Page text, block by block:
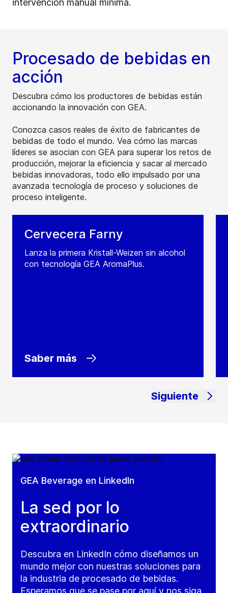
intervención manual mínima.
Procesado de bebidas en
acción
Descubra cómo los productores de bebidas están
accionando la innovación con GEA.
Conozca casos reales de éxito de fabricantes de
bebidas de todo el mundo. Vea cómo las marcas
líderes se asocian con GEA para superar los retos de
producción, mejorar la eficiencia y sacar al mercado
bebidas innovadoras, todo ello impulsado por una
avanzada tecnología de proceso y soluciones de
proceso inteligente.
Cervecera Farny
Lanza la primera Kristall-Weizen sin alcohol
con tecnología GEA AromaPlus.
Saber más
Siguiente
GEA Beverage en LinkedIn
La sed por lo
extraordinario
Descubra en LinkedIn cómo diseñamos un
mundo mejor con nuestras soluciones para
la industria de procesado de bebidas.
Esperamos que se pase por aquí y nos siga